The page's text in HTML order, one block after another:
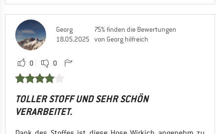
Georg
18.05.2025
75% finden die Bewertungen
von Georg hilfreich
0 0
TOLLER STOFF UND SEHR SCHÖN
VERARBEITET.